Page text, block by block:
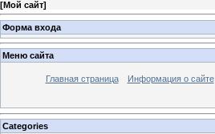
[Мой сайт]
Форма входа
Меню сайта
Главная страница Информация о сайте
Categories